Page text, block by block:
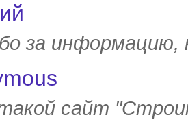
за
сайт